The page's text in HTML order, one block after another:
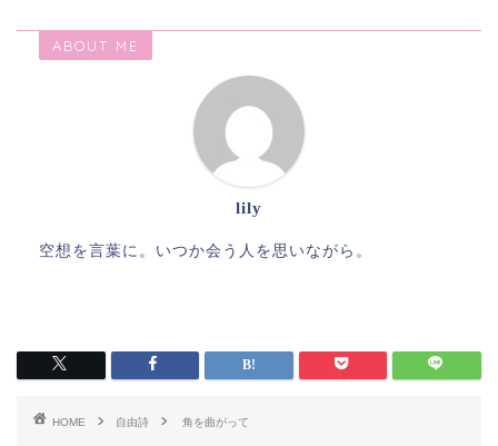
ABOUT ME
lily
空想を言葉に。いつか会う人を思いながら。
HOME 自由詩 角を曲がって